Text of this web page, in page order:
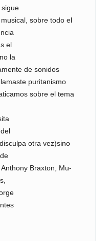
sobre todo el
el
la
de sonidos
puritanismo
sobre el tema
otra vez)sino
Braxton, Mu-